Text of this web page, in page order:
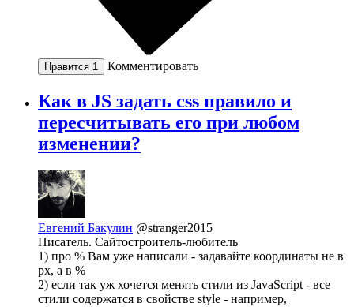
Нравится 1 Комментировать
Как в JS задать css правило и
пересчитывать его при любом
изменении?
Евгений Бакулин @stranger2015
Писатель. Сайтостроитель-любитель
1) про % Вам уже написали - задавайте координаты не в
px, а в %
2) если так уж хочется менять стили из JavaScript - все
стили содержатся в свойстве style - например,